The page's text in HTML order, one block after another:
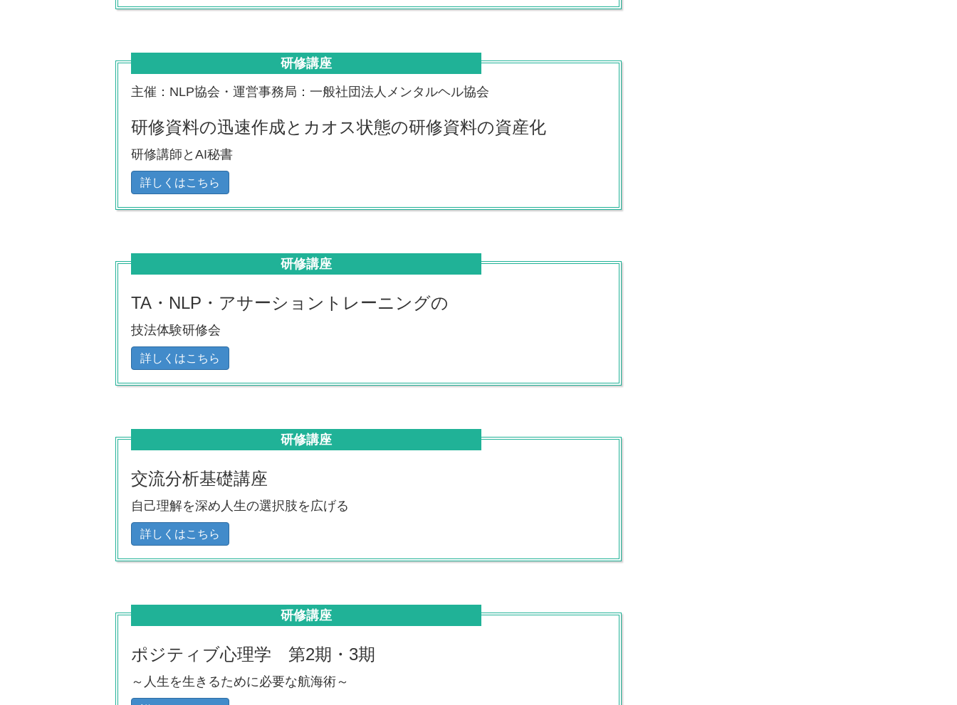
研修講座
主催：NLP協会・運営事務局：一般社団法人メンタルヘル協会
研修資料の迅速作成とカオス状態の研修資料の資産化
研修講師とAI秘書
詳しくはこちら
研修講座
TA・NLP・アサーショントレーニングの
技法体験研修会
詳しくはこちら
研修講座
交流分析基礎講座
自己理解を深め人生の選択肢を広げる
詳しくはこちら
研修講座
ポジティブ心理学 第2期・3期
～人生を生きるために必要な航海術～